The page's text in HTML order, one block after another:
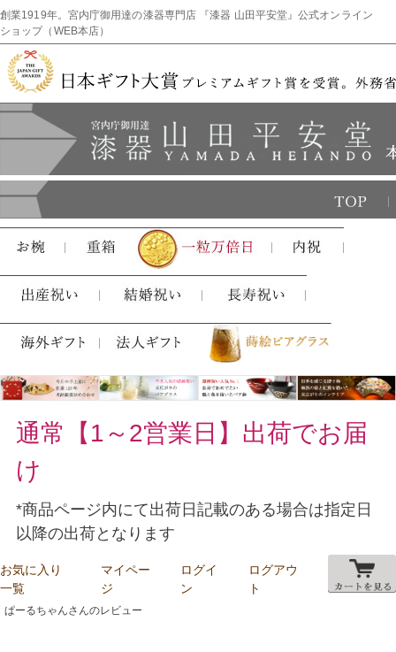
創業1919年。宮内庁御用達の漆器専門店 『漆器 山田平安堂』公式オンライン
ショップ（WEB本店）
通常【1～2営業日】出荷でお届
け
*商品ページ内にて出荷日記載のある場合は指定日
以降の出荷となります
お気に入り
一覧
マイペー
ジ
ログイ
ン
ログアウ
ト
ぱーるちゃんさんのレビュー